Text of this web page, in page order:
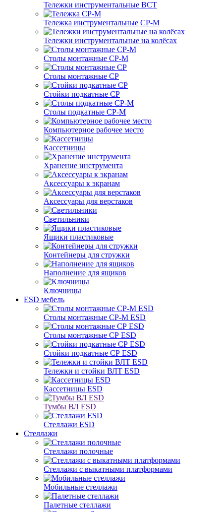
Тележки инструментальные ВСТ
Тележка инструментальные СР-М
Тележки инструментальные на колёсах
Столы монтажные СР-М
Столы монтажные СР
Стойки подкатные СР
Столы подкатные СР-М
Компьютерное рабочее место
Кассетницы
Хранение инструмента
Аксессуары к экранам
Аксессуары для верстаков
Светильники
Ящики пластиковые
Контейнеры для стружки
Наполнение для ящиков
Ключницы
ESD мебель
Столы монтажные СР-М ESD
Столы монтажные СР ESD
Стойки подкатные СР ESD
Тележки и стойки ВЛТ ESD
Кассетницы ESD
Тумбы ВЛ ESD
Стеллажи ESD
Стеллажи
Стеллажи полочные
Стеллажи с выкатными платформами
Мобильные стеллажи
Палетные стеллажи